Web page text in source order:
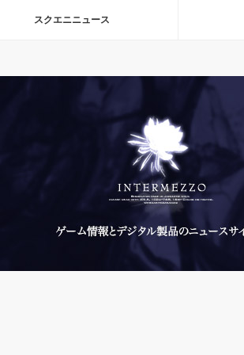
スクエニニュース